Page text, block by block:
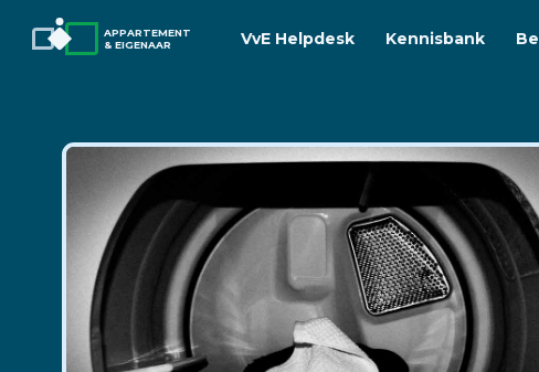
APPARTEMENT
& EIGENAAR
VvE Helpdesk Kennisbank